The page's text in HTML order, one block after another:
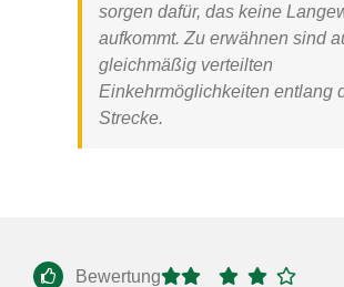
sorgen dafür, das keine
aufkommt. Zu erwähnen sind
gleichmäßig verteilten
Einkehrmöglichkeiten entlang
Strecke.
Bewertung